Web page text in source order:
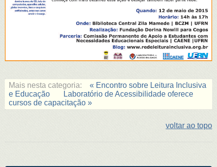
Mais nesta categoria:
« Encontro sobre Leitura Inclusiva
e Educação
Laboratório de Acessibilidade oferece
cursos de capacitação »
voltar ao topo